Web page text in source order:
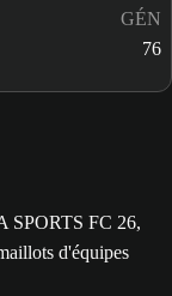
GÉN
76